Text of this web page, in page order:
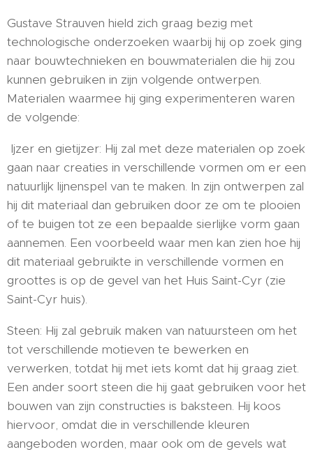
Gustave Strauven hield zich graag bezig met
technologische onderzoeken waarbij hij op zoek ging
naar bouwtechnieken en bouwmaterialen die hij zou
kunnen gebruiken in zijn volgende ontwerpen.
Materialen waarmee hij ging experimenteren waren
de volgende:
Ijzer en gietijzer: Hij zal met deze materialen op zoek
gaan naar creaties in verschillende vormen om er een
natuurlijk lijnenspel van te maken. In zijn ontwerpen zal
hij dit materiaal dan gebruiken door ze om te plooien
of te buigen tot ze een bepaalde sierlijke vorm gaan
aannemen. Een voorbeeld waar men kan zien hoe hij
dit materiaal gebruikte in verschillende vormen en
groottes is op de gevel van het Huis Saint-Cyr (zie
Saint-Cyr huis).
Steen: Hij zal gebruik maken van natuursteen om het
tot verschillende motieven te bewerken en
verwerken, totdat hij met iets komt dat hij graag ziet.
Een ander soort steen die hij gaat gebruiken voor het
bouwen van zijn constructies is baksteen. Hij koos
hiervoor, omdat die in verschillende kleuren
aangeboden worden, maar ook om de gevels wat